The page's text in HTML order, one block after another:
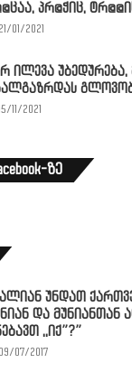
პრ@ჭიც,
21/01/2021
ილევა უბედურება,
11/2021
ზე
უნდათ
და მუნიანთან
,,იქ”?”
09/07/2017